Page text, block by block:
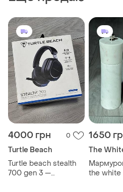
4000 грн 0
Turtle Beach
Turtle beach stealth
700 gen 3 —
1650
The
the white